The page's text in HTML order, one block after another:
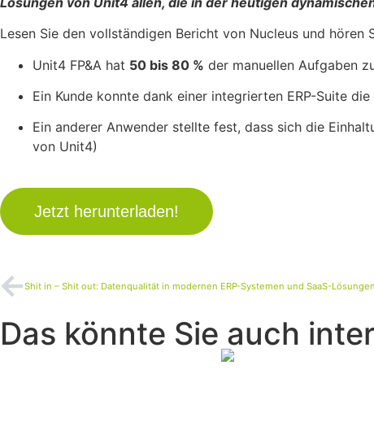
Lesen Sie den vollständigen Bericht von Nucleus und
Unit4 FP&A hat 50 bis 80 % der manuellen Aufgaben
Ein Kunde konnte dank einer integrierten ERP-Suite
Ein anderer Anwender stellte fest, dass sich die
von Unit4)
Jetzt herunterladen!
Shit in – Shit out: Datenqualität in modernen ERP-Systemen und SaaS-
Das könnte Sie auch